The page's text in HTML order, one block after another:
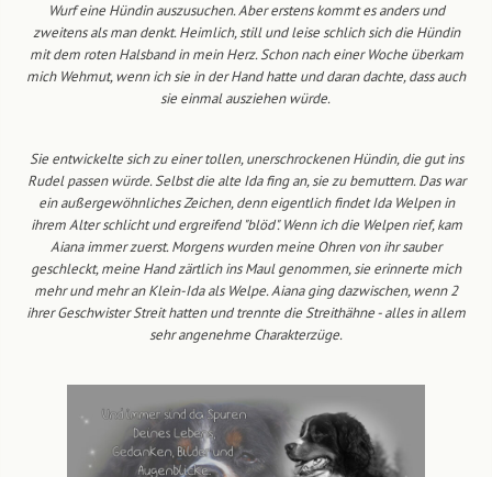
Wurf eine Hündin auszusuchen. Aber erstens kommt es anders und
zweitens als man denkt. Heimlich, still und leise schlich sich die Hündin
mit dem roten Halsband in mein Herz. Schon nach einer Woche überkam
mich Wehmut, wenn ich sie in der Hand hatte und daran dachte, dass auch
sie einmal ausziehen würde.
Sie entwickelte sich zu einer tollen, unerschrockenen Hündin, die gut ins
Rudel passen würde. Selbst die alte Ida fing an, sie zu bemuttern. Das war
ein außergewöhnliches Zeichen, denn eigentlich findet Ida Welpen in
ihrem Alter schlicht und ergreifend "blöd". Wenn ich die Welpen rief, kam
Aiana immer zuerst. Morgens wurden meine Ohren von ihr sauber
geschleckt, meine Hand zärtlich ins Maul genommen, sie erinnerte mich
mehr und mehr an Klein-Ida als Welpe. Aiana ging dazwischen, wenn 2
ihrer Geschwister Streit hatten und trennte die Streithähne - alles in allem
sehr angenehme Charakterzüge.